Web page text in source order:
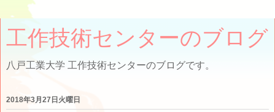
工作技術センターのブログ
八戸工業大学 工作技術センターのブログです。
2018年3月27日火曜日